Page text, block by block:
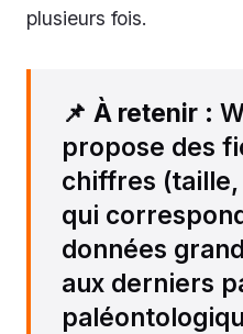
plusieurs fois.
📌 À retenir :
propose des
chiffres
qui
données
aux derniers